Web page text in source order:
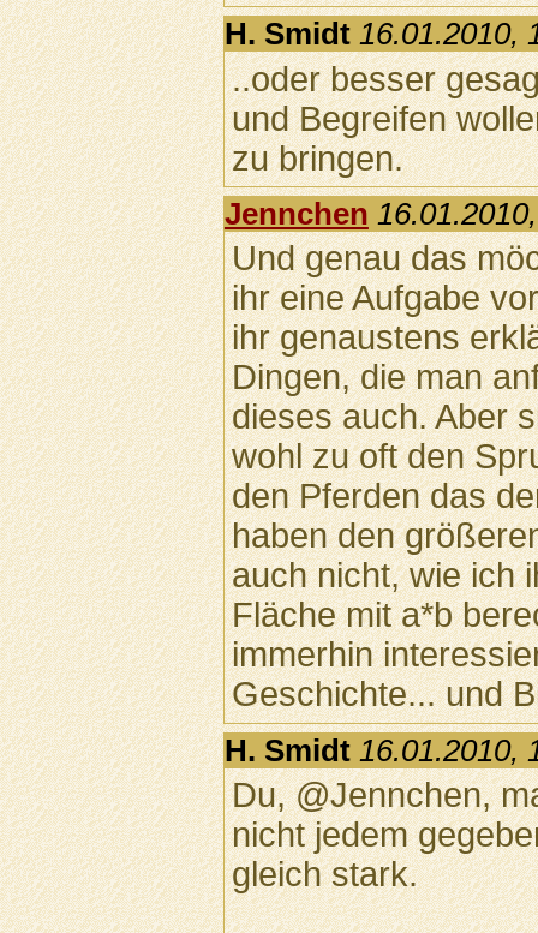
H. Smidt 16.01.2010,
..oder besser
und Begreifen
zu bringen.
Jennchen
Und genau das
ihr eine Aufgabe
ihr genaustens
Dingen, die man
dieses auch. Aber
wohl zu oft den
den Pferden das
haben den
auch nicht, wie ich
Fläche mit a*b
immerhin
Geschichte... und
H. Smidt 16.01.2010,
Du, @Jennchen,
nicht jedem
gleich stark.